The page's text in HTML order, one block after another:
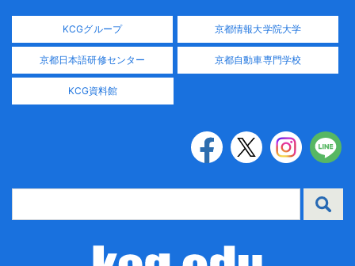
KCGグループ 京都情報大学院大学
京都日本語研修センター 京都自動車専門学校
KCG資料館